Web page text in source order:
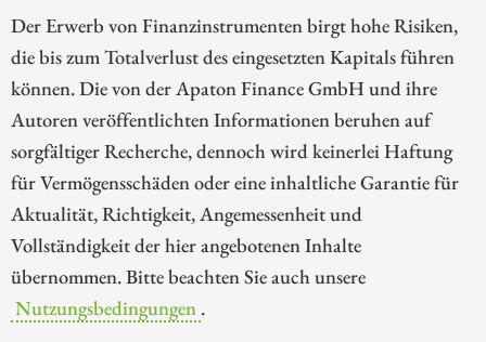
Der Erwerb von Finanzinstrumenten birgt hohe Risiken,
die bis zum Totalverlust des eingesetzten Kapitals führen
können. Die von der Apaton Finance GmbH und ihre
Autoren veröffentlichten Informationen beruhen auf
sorgfältiger Recherche, dennoch wird keinerlei Haftung
für Vermögensschäden oder eine inhaltliche Garantie für
Aktualität, Richtigkeit, Angemessenheit und
Vollständigkeit der hier angebotenen Inhalte
übernommen. Bitte beachten Sie auch unsere
Nutzungsbedingungen .